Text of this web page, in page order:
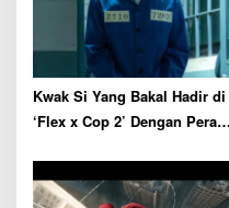
i
o
n
Kwak Si Yang Bakal Hadir di
‘Flex x Cop 2’ Dengan Peran